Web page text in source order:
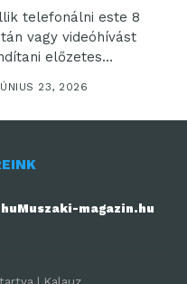
telefonálni este 8
vagy videóhívást
előzetes
bejelentés nélkül? Bár...
23, 2026
Muszaki-magazin.hu